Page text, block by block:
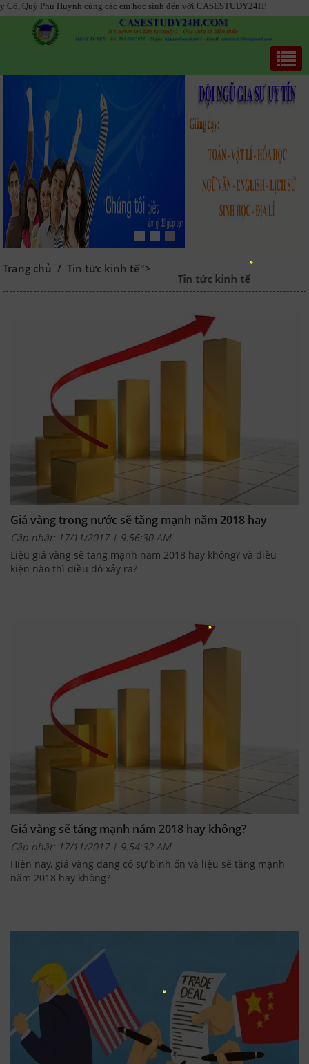
Phụ Huynh cùng các em học sinh đến với CASESTUDY24H!
Trang chủ /Tin tức kinh tế">
Tin tức kinh tế
Giá vàng trong nước sẽ tăng mạnh năm 2018 hay
không?
Cập nhật: 17/11/2017 | 9:56:30 AM
Liệu giá vàng sẽ tăng mạnh năm 2018 hay không? và điều
kiện nào thì điều đó xảy ra?
Giá vàng sẽ tăng mạnh năm 2018 hay không?
Cập nhật: 17/11/2017 | 9:54:32 AM
Hiện nay, giá vàng đang có sự bình ổn và liệu sẽ tăng mạnh
năm 2018 hay không?